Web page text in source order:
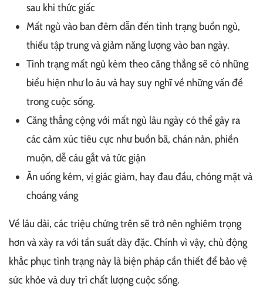
sau khi thức giấc
Mất ngủ vào ban đêm dẫn đến tình trạng buồn ngủ,
thiếu tập trung và giảm năng lượng vào ban ngày.
Tình trạng mất ngủ kèm theo căng thẳng sẽ có những
biểu hiện như lo âu và hay suy nghĩ về những vấn đề
trong cuộc sống.
Căng thẳng cộng với mất ngủ lâu ngày có thể gây ra
các cảm xúc tiêu cực như buồn bã, chán nản, phiền
muộn, dễ cáu gắt và tức giận
Ăn uống kém, vị giác giảm, hay đau đầu, chóng mặt và
choáng váng
Về lâu dài, các triệu chứng trên sẽ trở nên nghiêm trọng
hơn và xảy ra với tần suất dày đặc. Chính vì vậy, chủ động
khắc phục tình trạng này là biện pháp cần thiết để bảo vệ
sức khỏe và duy trì chất lượng cuộc sống.